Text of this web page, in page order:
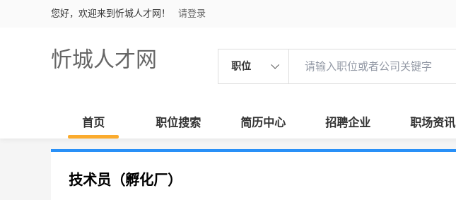
您好，欢迎来到忻城人才网！ 请登录
忻城人才网 职位
首页 职位搜索 简历中心 招聘企业 职场资讯
技术员（孵化厂）